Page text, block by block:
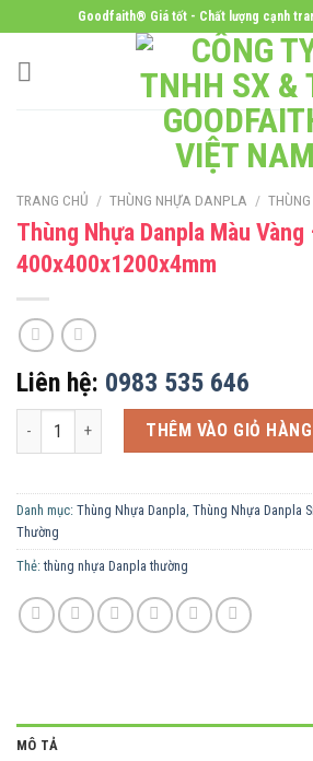
to
content
Goodfaith® Giá tốt - Chất lượng cạnh
TRANG CHỦ / THÙNG NHỰA DANPLA /
Thùng Nhựa Danpla Màu
400x400x1200x4mm
Liên hệ: 0983 535 646
Thùng Nhựa Danpla Màu Vàng - Miệng
THÊM VÀO GIỎ HÀNG
Danh mục: Thùng Nhựa Danpla, Thùng Nhựa Danpla
Thường
Thẻ:thùng nhựa Danpla thường
MÔ TẢ